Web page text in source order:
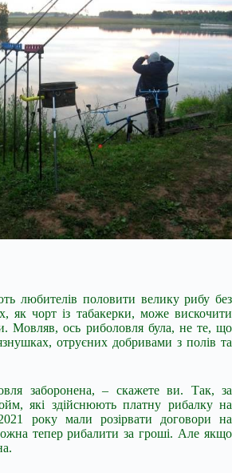
любителів половити велику рибу без
як чорт із табакерки, може вискочити
Мовляв, ось риболовля була, не те, що
отруєних добривами з полів та
заборонена, – скажете ви. Так, за
які здійснюють платну рибалку на
року мали розірвати договори на
тепер рибалити за гроші. Але якщо